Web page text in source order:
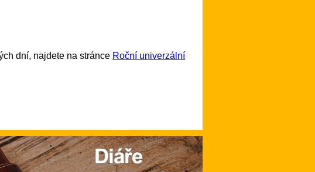
dní, najdete na stránce Roční univerzální